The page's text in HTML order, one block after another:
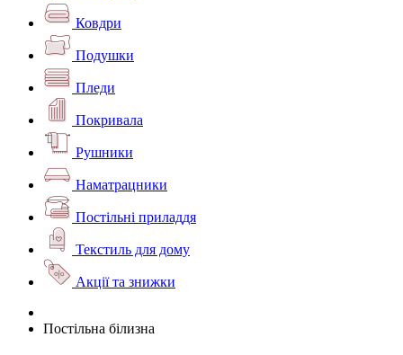
Ковдри
Подушки
Пледи
Покривала
Рушники
Наматрацники
Постільні приладдя
Текстиль для дому
Акції та знижки
Постільна білизна